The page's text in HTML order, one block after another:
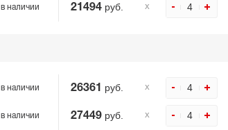
в наличии 21494 руб. х 4
в наличии 26361 руб. х 4
в наличии 27449 руб. х 4